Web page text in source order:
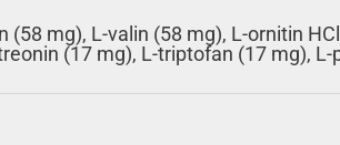
mg), L-valin (58 mg), L-ornitin
(17 mg), L-triptofan (17 mg), L-